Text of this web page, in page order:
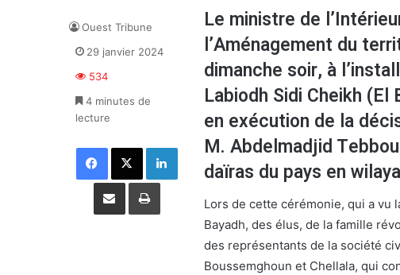
Le ministre de
l’Aménagement du
dimanche soir, à
Labiodh Sidi Cheikh
en exécution de la
M. Abdelmadjid
daïras du pays en
Lors de cette cérémonie, qui a vu
Bayadh, des élus, de la famille
des représentants de la société
Boussemghoun et Chellala, qui
Ouest Tribune
29 janvier 2024
534
4 minutes de
lecture
Facebook X Linkedin
Partager par email Imprimer